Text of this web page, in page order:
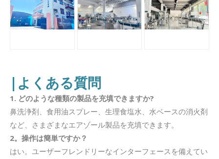
|よくある質問
1. どのような種類の製品を充填できますか?
鼻洗浄剤、食用油スプレー、生理食塩水、水ベースの消火剤
など、さまざまなエアゾール製品を充填できます。
2。操作は簡単ですか？
はい。ユーザーフレンドリーなインターフェースを備えてい